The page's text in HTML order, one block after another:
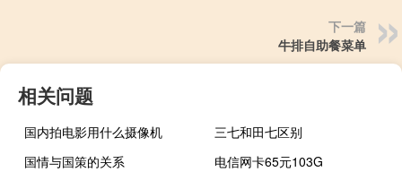
下一篇
牛排自助餐菜单
相关问题
国内拍电影用什么摄像机
三七和田七区别
国情与国策的关系
电信网卡65元103G